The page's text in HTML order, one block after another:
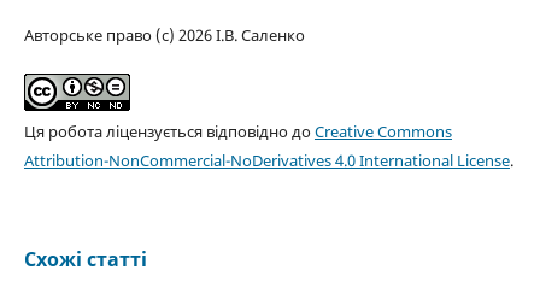
Авторське право (c) 2026 І.В. Саленко
Ця робота ліцензується відповідно доCreative Commons
Attribution-NonCommercial-NoDerivatives 4.0 International License.
Схожі статті